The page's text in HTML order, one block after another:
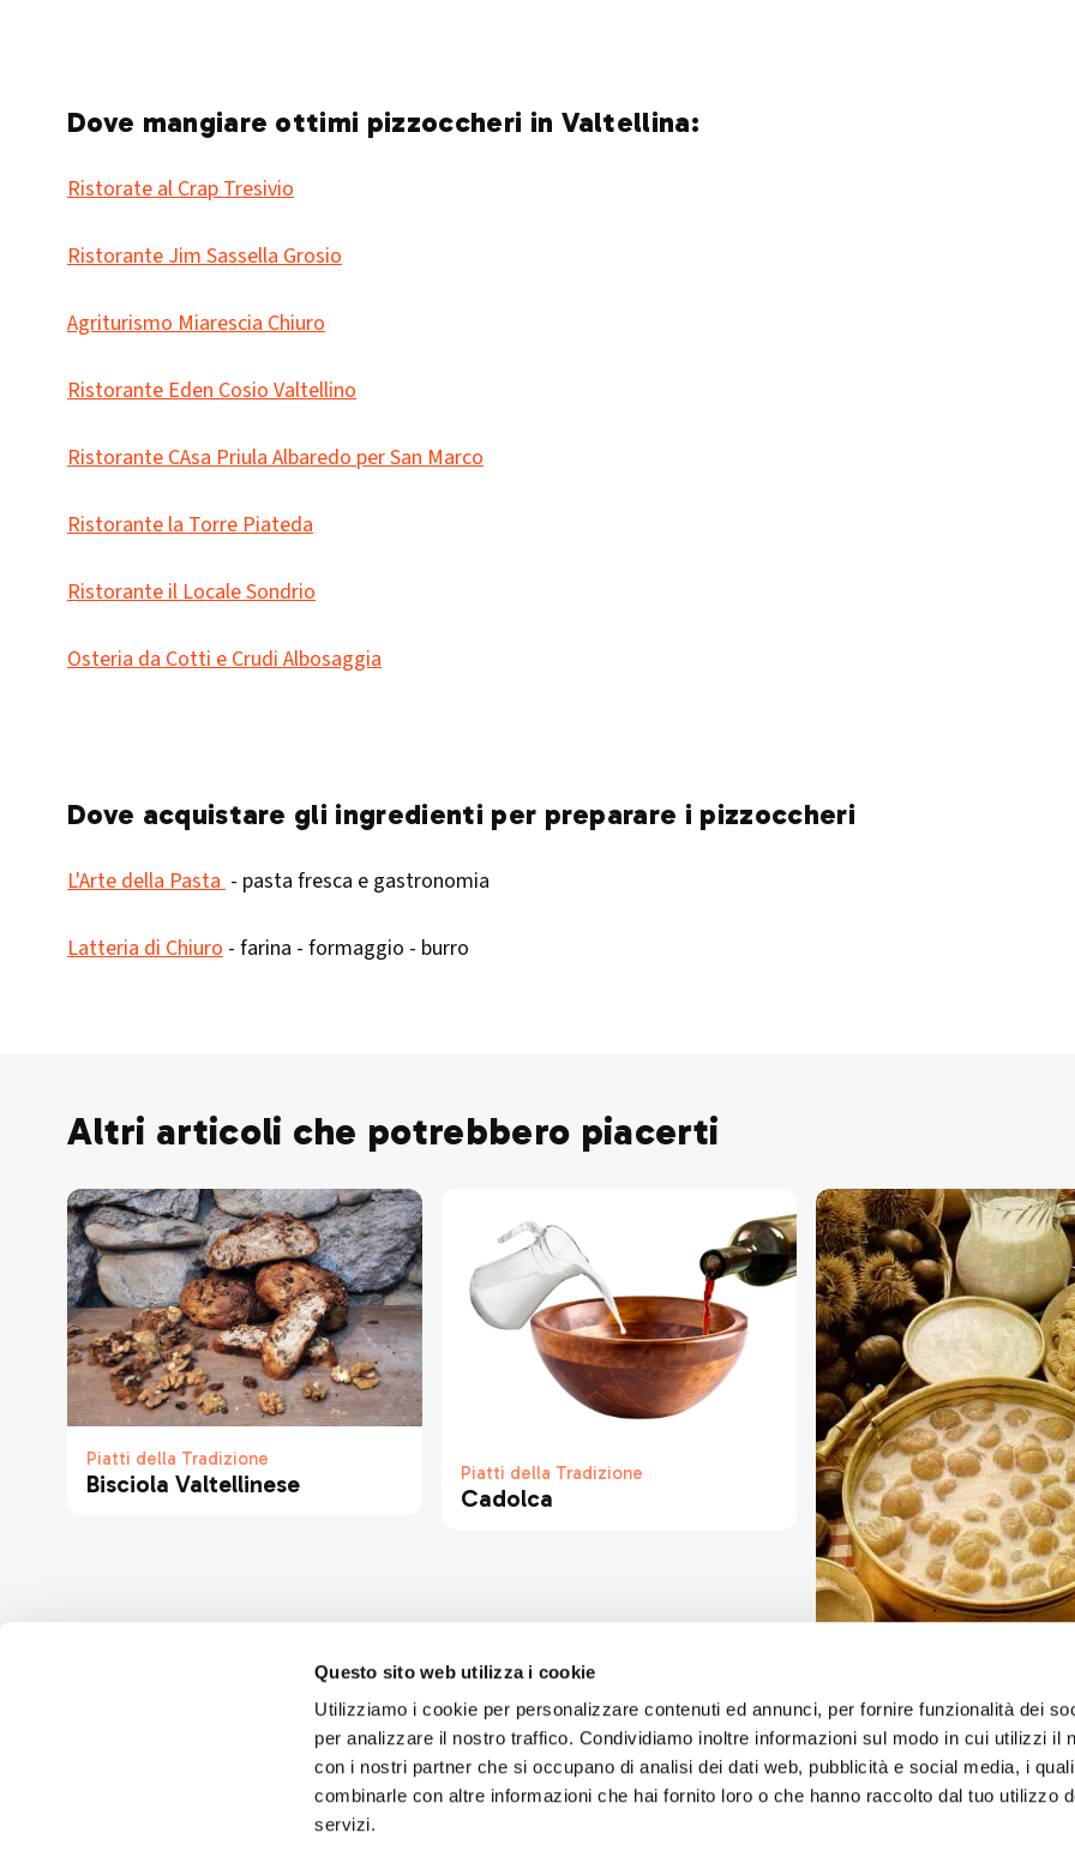
Questo sito web utilizza i cookie
Utilizziamo i cookie per personalizzare contenuti ed annunci, per fornire funzionalità dei
per analizzare il nostro traffico. Condividiamo inoltre informazioni sul modo in cui utilizzi il
con i nostri partner che si occupano di analisi dei dati web, pubblicità e social media, i
combinarle con altre informazioni che hai fornito loro o che hanno raccolto dal tuo utilizzo
servizi.
Dove mangiare ottimi pizzoccheri in Valtellina:
Ristorate al Crap Tresivio
Ristorante Jim Sassella Grosio
Agriturismo Miarescia Chiuro
Ristorante Eden Cosio Valtellino
Ristorante CAsa Priula Albaredo per San Marco
Ristorante la Torre Piateda
Ristorante il Locale Sondrio
Osteria da Cotti e Crudi Albosaggia
Dove acquistare gli ingredienti per preparare i pizzoccheri
L'Arte della Pasta - pasta fresca e gastronomia
Latteria di Chiuro - farina - formaggio - burro
Altri articoli che potrebbero piacerti
Piatti della Tradizione
Bisciola Valtellinese Piatti della Tradizione
Cadolca